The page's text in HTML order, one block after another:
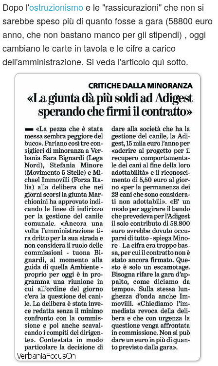
Dopo l'ostruzionismoe le "rassicurazioni" che non si
sarebbe speso più di quanto fosse a gara (58800 euro
anno, che non bastano manco per gli stipendi) , oggi
cambiano le carte in tavola e le cifre a carico
dell'amministrazione. Si veda l'articolo quì sotto.